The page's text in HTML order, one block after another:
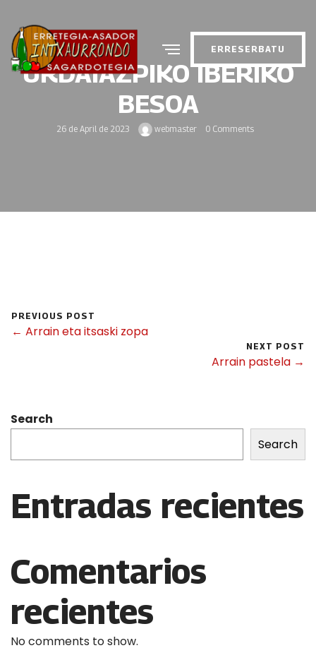
ERRESERBATU
URDAIAZPIKO IBERIKO
BESOA
26 de April de 2023 webmaster 0 Comments
PREVIOUS POST
← Arrain eta itsaski zopa
NEXT POST
Arrain pastela →
Search
Search
Entradas recientes
Comentarios
recientes
No comments to show.